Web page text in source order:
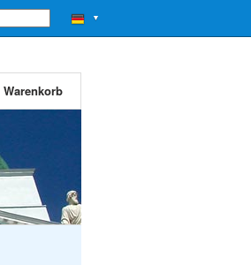
▼
Warenkorb